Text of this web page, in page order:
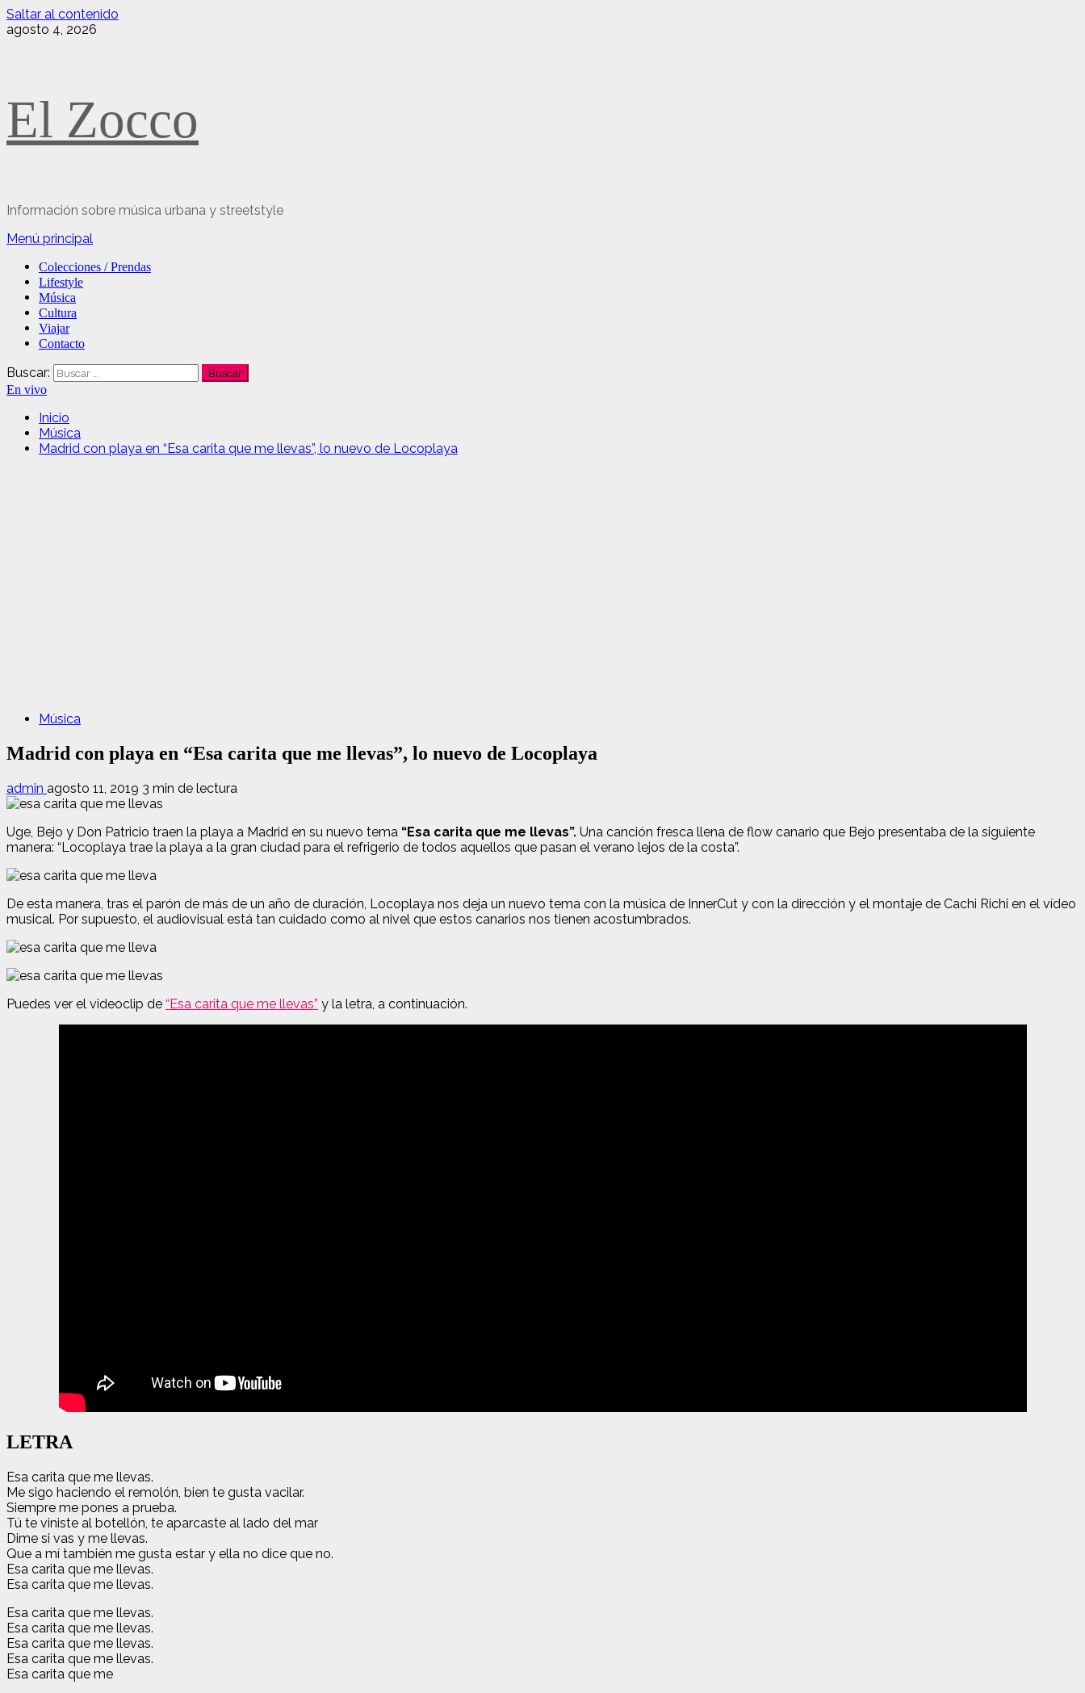
Saltar al contenido
agosto 4, 2026
El Zocco
Información sobre música urbana y streetstyle
Menú principal
Colecciones / Prendas
Lifestyle
Música
Cultura
Viajar
Contacto
Buscar:
En vivo
Inicio
Música
Madrid con playa en “Esa carita que me llevas”, lo nuevo de Locoplaya
Música
Madrid con playa en “Esa carita que me llevas”, lo nuevo de Locoplaya
admin agosto 11, 2019 3 min de lectura
Uge, Bejo y Don Patricio traen la playa a Madrid en su nuevo tema “Esa carita que me llevas”. Una canción fresca llena de flow canario que Bejo presentaba de la siguiente
manera: “Locoplaya trae la playa a la gran ciudad para el refrigerio de todos aquellos que pasan el verano lejos de la costa”.
De esta manera, tras el parón de más de un año de duración, Locoplaya nos deja un nuevo tema con la música de InnerCut y con la dirección y el montaje de Cachi Richi en el vídeo
musical. Por supuesto, el audiovisual está tan cuidado como al nivel que estos canarios nos tienen acostumbrados.
Puedes ver el videoclip de “Esa carita que me llevas” y la letra, a continuación.
LETRA
Esa carita que me llevas.
Me sigo haciendo el remolón, bien te gusta vacilar.
Siempre me pones a prueba.
Tú te viniste al botellón, te aparcaste al lado del mar
Dime si vas y me llevas.
Que a mí también me gusta estar y ella no dice que no.
Esa carita que me llevas.
Esa carita que me llevas.
Esa carita que me llevas.
Esa carita que me llevas.
Esa carita que me llevas.
Esa carita que me llevas.
Esa carita que me